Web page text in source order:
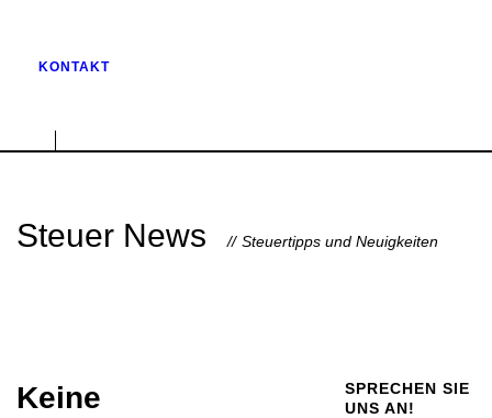
KONTAKT
Steuer News Steuertipps und Neuigkeiten
Keine
SPRECHEN SIE
UNS AN!